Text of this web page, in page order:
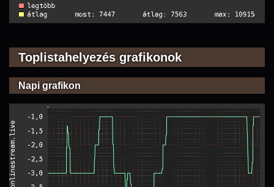
Toplistahelyezés grafikonok
Napi grafikon